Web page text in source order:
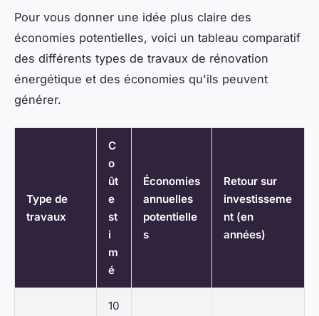
Pour vous donner une idée plus claire des
économies potentielles, voici un tableau comparatif
des différents types de travaux de rénovation
énergétique et des économies qu'ils peuvent
générer.
Type de
travaux
C
o
ût
e
st
i
m
é
Économies
annuelles
potentielle
s
Retour sur
investisseme
nt (en
années)
10